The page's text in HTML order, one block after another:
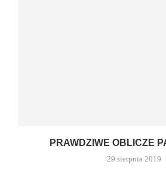
PRAWDZIWE OBLICZE
29 sierpnia 2019